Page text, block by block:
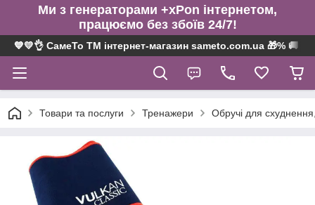
Ми з генераторами +xPon інтернетом,
працюємо без збоїв 24/7!
💙💛👌 СамеТо ТМ інтернет-магазин sameto.com.ua 🎁% 🚚 ⤵
Товари та послуги Тренажери Обручі для